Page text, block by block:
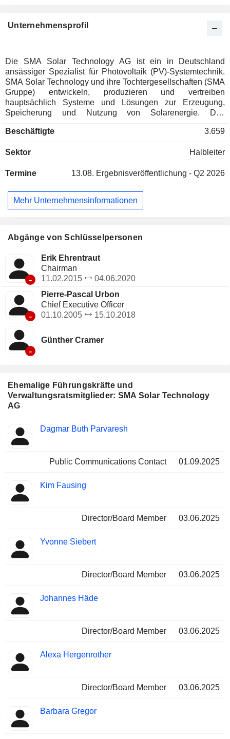
Ehemalige Führungskräfte und
Verwaltungsratsmitglieder: SMA Solar Technology
AG
Insider
Besetzte
Positionen
Dagmar Buth Parvaresh
Public Communications Contact 01.09.2025
Kim Fausing
Director/Board Member 03.06.2025
Yvonne Siebert
Director/Board Member 03.06.2025
Johannes Häde
Director/Board Member 03.06.2025
Alexa Hergenrother
Director/Board Member 03.06.2025
Barbara Gregor
Unternehmensprofil
Die SMA Solar Technology AG ist ein in Deutschland
ansässiger Spezialist für Photovoltaik (PV)-Systemtechnik.
SMA Solar Technology und ihre Tochtergesellschaften (SMA
Gruppe) entwickeln, produzieren und vertreiben
hauptsächlich Systeme und Lösungen zur Erzeugung,
Speicherung und Nutzung von Solarenergie. Das
Solution bietet die SMA Gruppe integrierte
SMA Home Energy Solutions umfassen Systeme zur
sowie zum Heizen und Laden. Das Segment Large Scale &
industrielle Solar-, Speicher- und Wasserstoffprojekte sowie
für die Umstellung der Versorgungsnetze auf einen Anteil an
für kommerzielle PV-Systeme mit und ohne
Laden von Elektrofahrzeugen.
Beschäftigte 3.659
Sektor Halbleiter
Termine 13.08. Ergebnisveröffentlichung - Q2 2026
Mehr Unternehmensinformationen
Abgänge von Schlüsselpersonen
-
Erik Ehrentraut
Chairman
11.02.2015
04.06.2020
-
Pierre-Pascal Urbon
Chief Executive Officer
01.10.2005
15.10.2018
-
Günther Cramer